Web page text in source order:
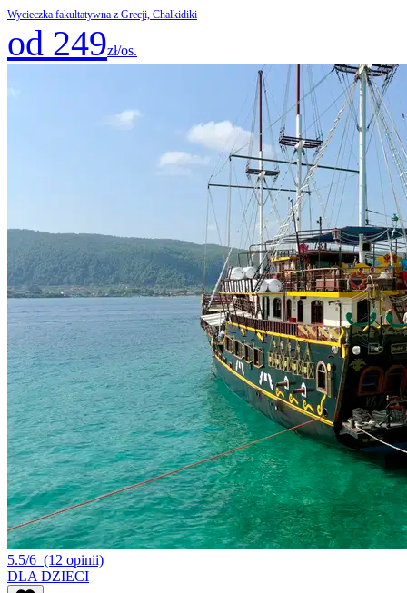
Wycieczka fakultatywna z Grecji, Chalkidiki
od 249zł/os.
5.5/6 (12 opinii)
DLA DZIECI